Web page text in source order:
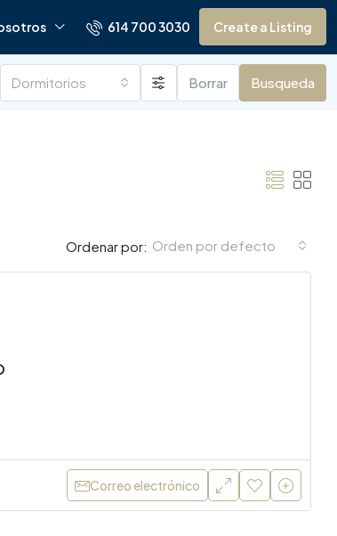
614 700 3030 Create a Listing
Dormitorios Borrar Busqueda
Ordenar por: Orden por defecto
Correo electrónico